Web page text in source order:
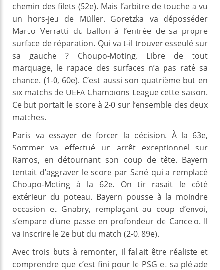
chemin des filets (52e). Mais l’arbitre de touche a vu
un hors-jeu de Müller. Goretzka va déposséder
Marco Verratti du ballon à l’entrée de sa propre
surface de réparation. Qui va t-il trouver esseulé sur
sa gauche ? Choupo-Moting. Libre de tout
marquage, le rapace des surfaces n’a pas raté sa
chance. (1-0, 60e). C’est aussi son quatrième but en
six matchs de UEFA Champions League cette saison.
Ce but portait le score à 2-0 sur l’ensemble des deux
matches.
Paris va essayer de forcer la décision. À la 63e,
Sommer va effectué un arrêt exceptionnel sur
Ramos, en détournant son coup de tête. Bayern
tentait d’aggraver le score par Sané qui a remplacé
Choupo-Moting à la 62e. On tir rasait le côté
extérieur du poteau. Bayern pousse à la moindre
occasion et Gnabry, remplaçant au coup d’envoi,
s’empare d’une passe en profondeur de Cancelo. Il
va inscrire le 2e but du match (2-0, 89e).
Avec trois buts à remonter, il fallait être réaliste et
comprendre que c’est fini pour le PSG et sa pléiade